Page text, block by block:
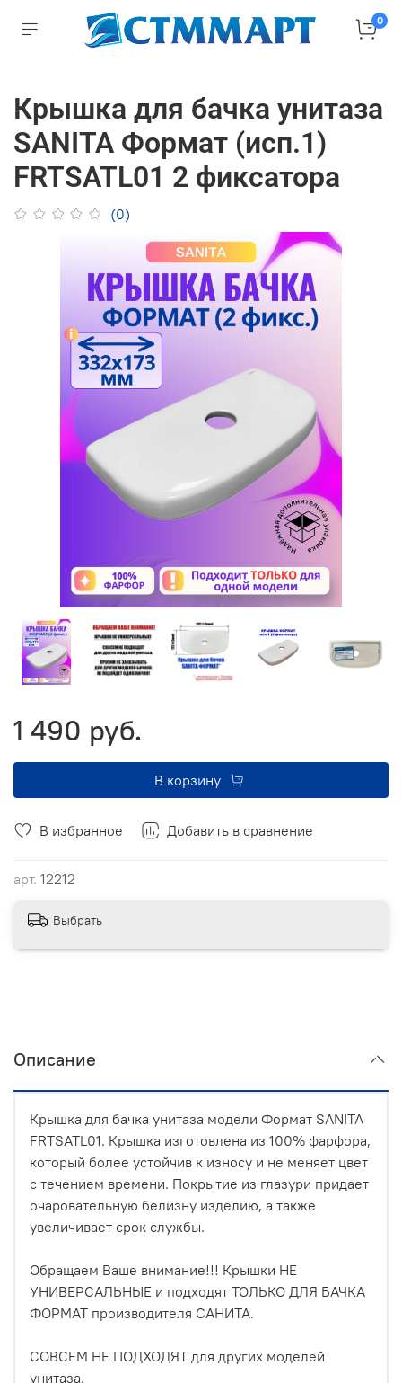
0
Крышка для бачка унитаза
SANITA Формат (исп.1)
FRTSATL01 2 фиксатора
(0)
В избранное Добавить в сравнение
арт. 12212
1 490 руб.
В корзину
Выбрать
Описание
Крышка для бачка унитаза модели Формат SANITA
FRTSATL01. Крышка изготовлена из 100% фарфора,
который более устойчив к износу и не меняет цвет
с течением времени. Покрытие из глазури придает
очаровательную белизну изделию, а также
увеличивает срок службы.
Обращаем Ваше внимание!!! Крышки НЕ
УНИВЕРСАЛЬНЫЕ и подходят ТОЛЬКО ДЛЯ БАЧКА
ФОРМАТ производителя САНИТА.
СОВСЕМ НЕ ПОДХОДЯТ для других моделей
унитаза.